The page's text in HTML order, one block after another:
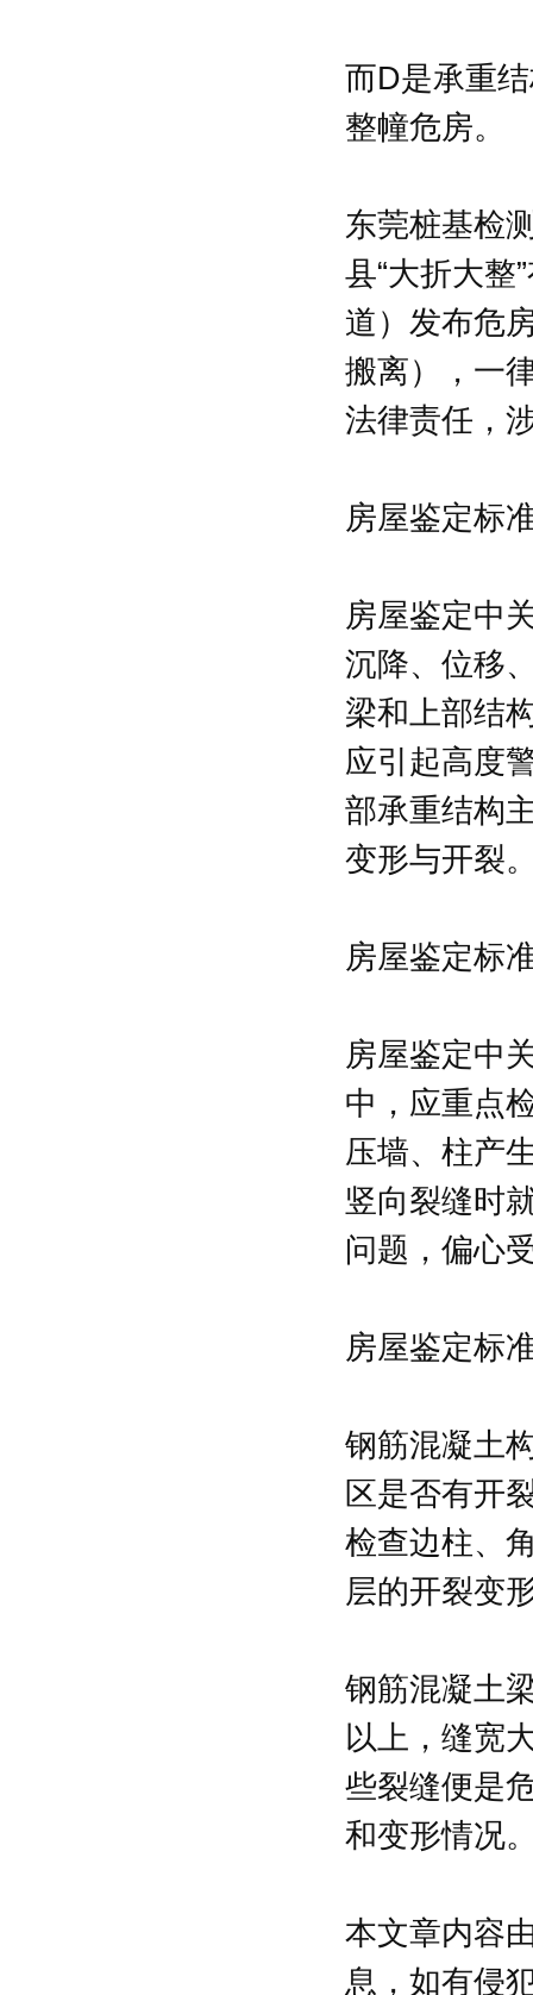
而D是承重
整幢危房。
东莞桩基检
县“大折大整
道）发布危
搬离），一
法律责任，
房屋鉴定标
房屋鉴定中
沉降、位移
梁和上部结
应引起高度
部承重结构
变形与开裂
房屋鉴定标
房屋鉴定中
中，应重点
压墙、柱产
竖向裂缝时
问题，偏心
房屋鉴定标
钢筋混凝土
区是否有开
检查边柱、
层的开裂变
钢筋混凝土
以上，缝宽
些裂缝便是
和变形情况
本文章内容
息，如有侵